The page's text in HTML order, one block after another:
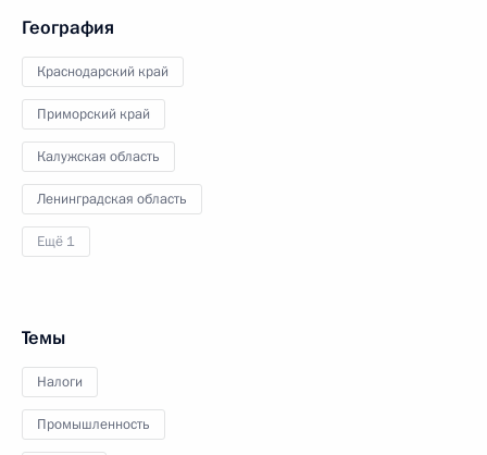
География
Краснодарский край
Приморский край
Калужская область
Ленинградская область
Ещё 1
Темы
Налоги
Промышленность